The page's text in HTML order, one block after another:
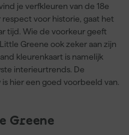
je verfkleuren van de 18e
respect voor historie, gaat het
tijd. Wie de voorkeur geeft
Greene ook zeker aan zijn
kleurenkaart is namelijk
interieurtrends. De
hier een goed voorbeeld van.
Greene